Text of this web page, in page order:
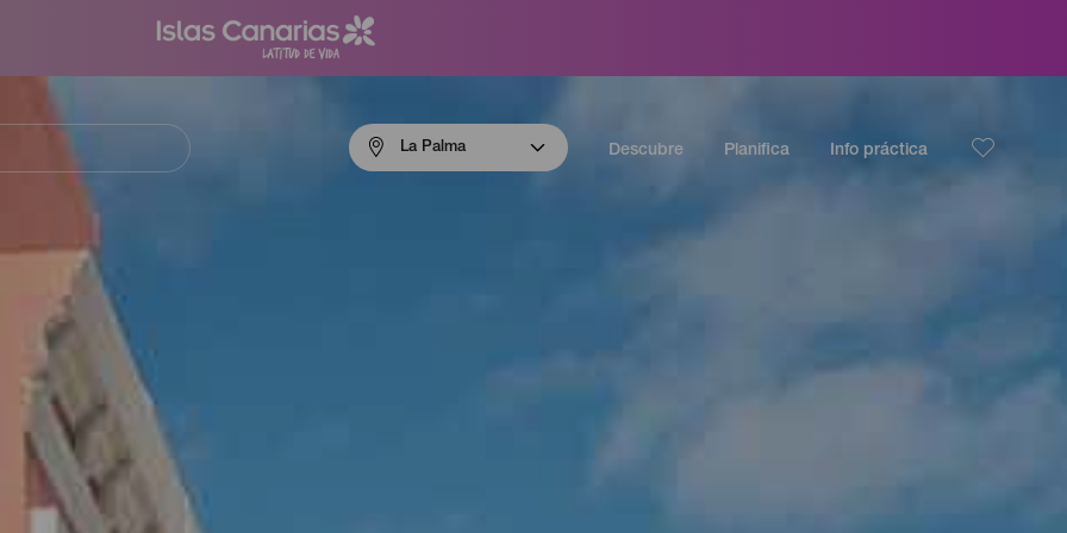
La Palma Descubre Planifica Info práctica